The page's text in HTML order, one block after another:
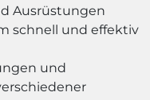
Ausrüstungen
schnell und effektiv
und